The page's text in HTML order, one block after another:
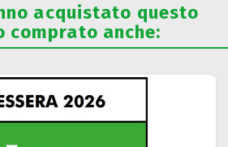
acquistato questo
comprato anche: